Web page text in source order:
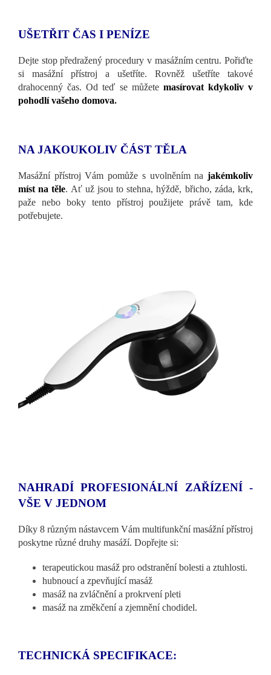
UŠETŘIT ČAS I PENÍZE
Dejte stop předražený procedury v masážním centru. Pořiďte
si masážní přístroj a ušetříte. Rovněž ušetříte takové
drahocenný čas. Od teď se můžete masírovat kdykoliv v
pohodlí vašeho domova.
NA JAKOUKOLIV ČÁST TĚLA
Masážní přístroj Vám pomůže s uvolněním na jakémkoliv
míst na těle. Ať už jsou to stehna, hýždě, břicho, záda, krk,
paže nebo boky tento přístroj použijete právě tam, kde
potřebujete.
NAHRADÍ PROFESIONÁLNÍ ZAŘÍZENÍ -
VŠE V JEDNOM
Díky 8 různým nástavcem Vám multifunkční masážní přístroj
poskytne různé druhy masáží. Dopřejte si:
terapeutickou masáž pro odstranění bolesti a ztuhlosti.
hubnoucí a zpevňující masáž
masáž na zvláčnění a prokrvení pleti
masáž na změkčení a zjemnění chodidel.
TECHNICKÁ SPECIFIKACE: